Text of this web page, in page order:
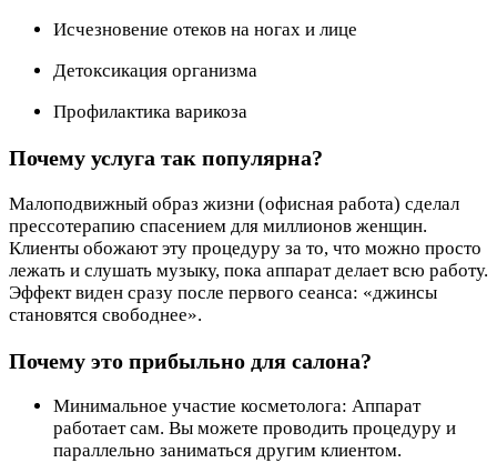
Исчезновение отеков на ногах и лице
Детоксикация организма
Профилактика варикоза
Почему услуга так популярна?
Малоподвижный образ жизни (офисная работа) сделал
прессотерапию спасением для миллионов женщин.
Клиенты обожают эту процедуру за то, что можно просто
лежать и слушать музыку, пока аппарат делает всю работу.
Эффект виден сразу после первого сеанса: «джинсы
становятся свободнее».
Почему это прибыльно для салона?
Минимальное участие косметолога: Аппарат
работает сам. Вы можете проводить процедуру и
параллельно заниматься другим клиентом.